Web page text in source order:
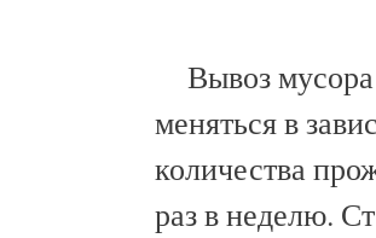
Вывоз мусора
меняться в
количества
раз в неделю.